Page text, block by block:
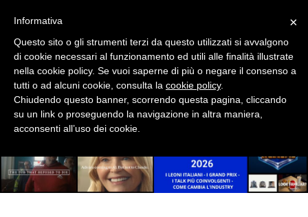
EVENTI
MOBILE
PROMOZIONI
PUNTI VENDITA
×
Informativa
Questo sito o gli strumenti terzi da questo utilizzati si avvalgono
di cookie necessari al funzionamento ed utili alle finalità illustrate
nella cookie policy. Se vuoi saperne di più o negare il consenso a
tutti o ad alcuni cookie, consulta la cookie policy.
Chiudendo questo banner, scorrendo questa pagina, cliccando
su un link o proseguendo la navigazione in altra maniera,
acconsenti all’uso dei cookie.